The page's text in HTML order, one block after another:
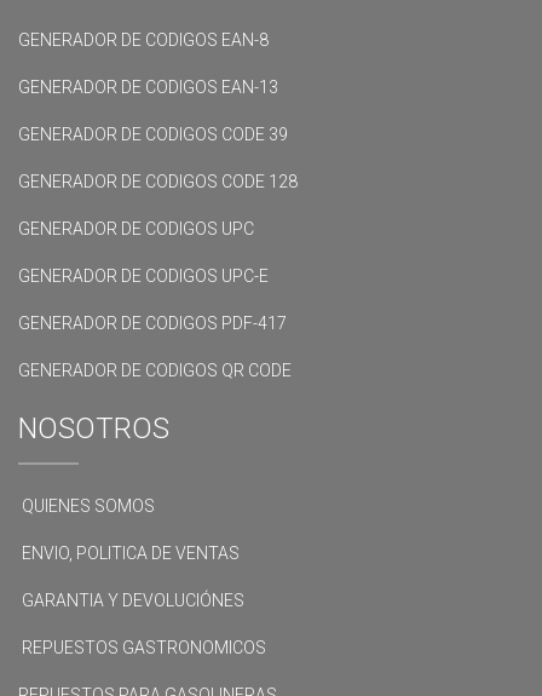
GENERADOR DE CODIGOS EAN-8
GENERADOR DE CODIGOS EAN-13
GENERADOR DE CODIGOS CODE 39
GENERADOR DE CODIGOS CODE 128
GENERADOR DE CODIGOS UPC
GENERADOR DE CODIGOS UPC-E
GENERADOR DE CODIGOS PDF-417
GENERADOR DE CODIGOS QR CODE
NOSOTROS
QUIENES SOMOS
ENVIO, POLITICA DE VENTAS
GARANTIA Y DEVOLUCIÓNES
REPUESTOS GASTRONOMICOS